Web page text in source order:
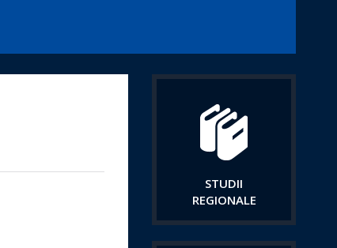
STUDII
REGIONALE